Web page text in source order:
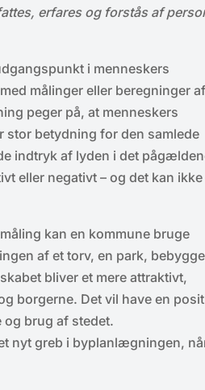
erfares og forstås af
i menneskers
målinger eller beregninger af
peger på, at menneskers
stor betydning for den samlede
indtryk af lyden i det
eller negativt – og det kan ikke
kan en kommune bruge
af et torv, en park,
bliver et mere attraktivt,
borgerne. Det vil have en
og brug af stedet.
nyt greb i byplanlægningen,